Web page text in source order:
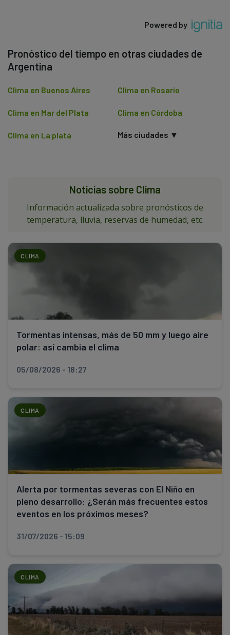
Powered by
Pronóstico del tiempo en otras ciudades de
Argentina
Clima en Buenos Aires Clima en Rosario
Clima en Mar del Plata Clima en Córdoba
Clima en La plata Más ciudades ▼
Noticias sobre Clima
Información actualizada sobre pronósticos de
temperatura, lluvia, reservas de humedad, etc.
CLIMA
Tormentas intensas, más de 50 mm y luego aire
polar: así cambia el clima
05/08/2026 - 18:27
CLIMA
Alerta por tormentas severas con El Niño en
pleno desarrollo: ¿Serán más frecuentes estos
eventos en los próximos meses?
31/07/2026 - 15:09
CLIMA